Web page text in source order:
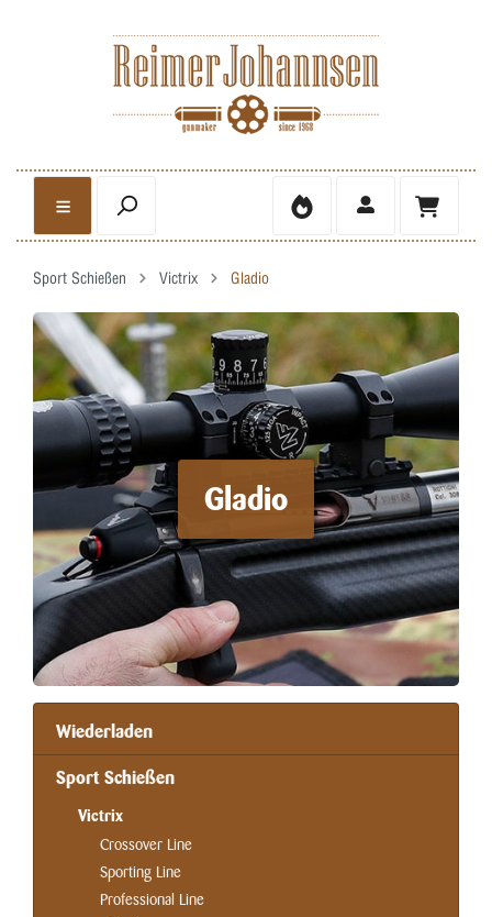
Sport Schießen Victrix Gladio
Gladio
Wiederladen
Sport Schießen
Victrix
Crossover Line
Sporting Line
Professional Line